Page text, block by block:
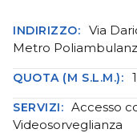
INDIRIZZO:
Via
Metro
QUOTA (M S.L.M.):
SERVIZI: Accesso
Videosorveglianza